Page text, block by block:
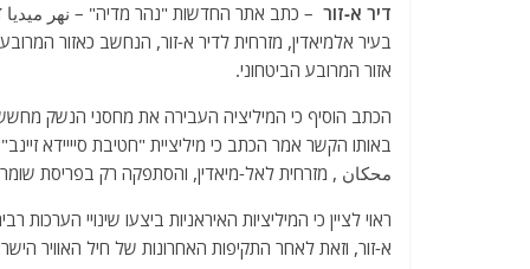
at
s
A
p
p
e
g
ra
m
ai
l
itt
c
b
o
o
k
דיר א-זור – כתב אתר החדשות "נהר מדיה" – نهر ميديا
בעיר אלמיאדין, מזרחית לדיר א-זור, הנחשב כאזור
אזור המרובע הביטחוני.
הכתב הוסיף כי המיליציה העבירה את מחסני הנשק
באותו הקשר אמר הכתב כי מיליציית "חטיבת סיייידא
محكان , מזרחית לאל-מיאדין, והסתפקה רק בפריסת
ראוי לציין כי המיליציות האיראניות ביצעו שינויי
א-זור, וזאת לאחר התקיפות האחרונות של חיל האוויר